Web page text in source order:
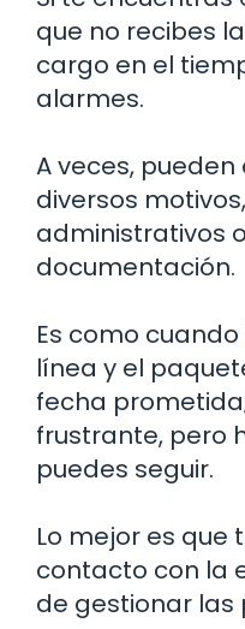
que no recibes
cargo en el
alarmes.
A veces,
diversos
administrativos
documentación.
Es como
línea y el
fecha
frustrante, pero
puedes seguir.
Lo mejor es que
contacto con la
de gestionar las